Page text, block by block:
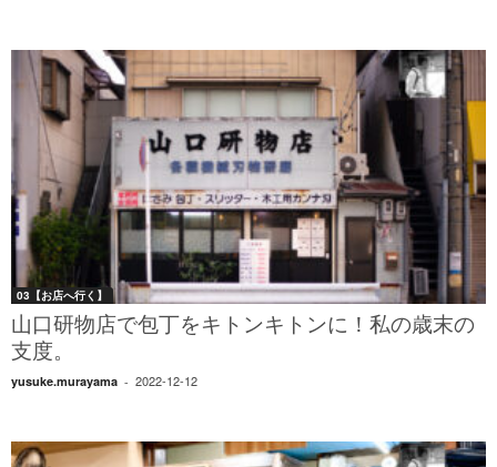
03【お店へ行く】
山口研物店で包丁をキトンキトンに！私の歳末の
支度。
yusuke.murayama - 2022-12-12